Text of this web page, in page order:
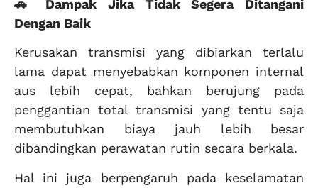
🚗 Dampak Jika Tidak Segera Ditangani
Dengan Baik
Kerusakan transmisi yang dibiarkan terlalu
lama dapat menyebabkan komponen internal
aus lebih cepat, bahkan berujung pada
penggantian total transmisi yang tentu saja
membutuhkan biaya jauh lebih besar
dibandingkan perawatan rutin secara berkala.
Hal ini juga berpengaruh pada keselamatan